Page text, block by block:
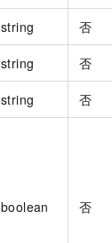
string 否
string 否
string 否
boolean 否